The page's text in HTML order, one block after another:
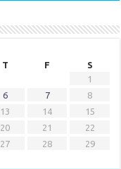
T F
S
1
6 7
8
13 14
15
20 21
22
27 28
29